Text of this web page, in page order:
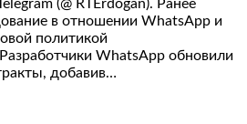
(@ RTErdogan). Ранее
в отношении WhatsApp и
политикой
WhatsApp обновили
добавив…